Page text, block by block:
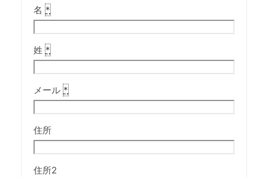
名 *
姓 *
メール *
住所
住所2